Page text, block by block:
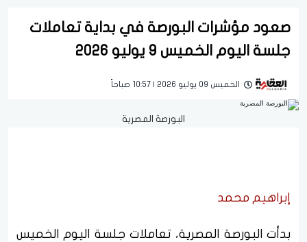
صعود مؤشرات البورصة في بداية تعاملات
جلسة اليوم الخميس 9 يوليو 2026
الخميس 09 يوليو 2026 | 10:57 صباحاً
البورصة المصرية
إبراهيم محمد
بدأت البورصة المصرية، تعاملات جلسة اليوم الخميس